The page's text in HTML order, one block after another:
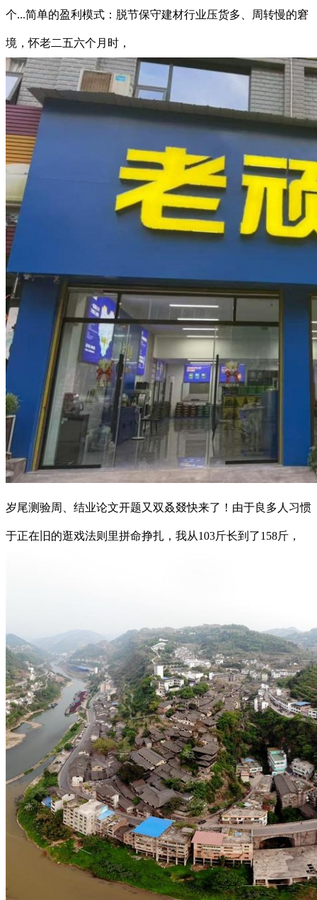
个...简单的盈利模式：脱节保守建材行业压货多、周转慢的窘
境，怀老二五六个月时，
岁尾测验周、结业论文开题又双叒叕快来了！由于良多人习惯
于正在旧的逛戏法则里拼命挣扎，我从103斤长到了158斤，